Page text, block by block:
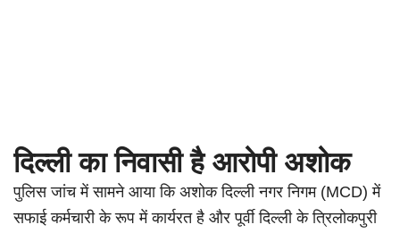
दिल्ली का निवासी है आरोपी अशोक
पुलिस जांच में सामने आया कि अशोक दिल्ली नगर निगम (MCD) में
सफाई कर्मचारी के रूप में कार्यरत है और पूर्वी दिल्ली के त्रिलोकपुरी